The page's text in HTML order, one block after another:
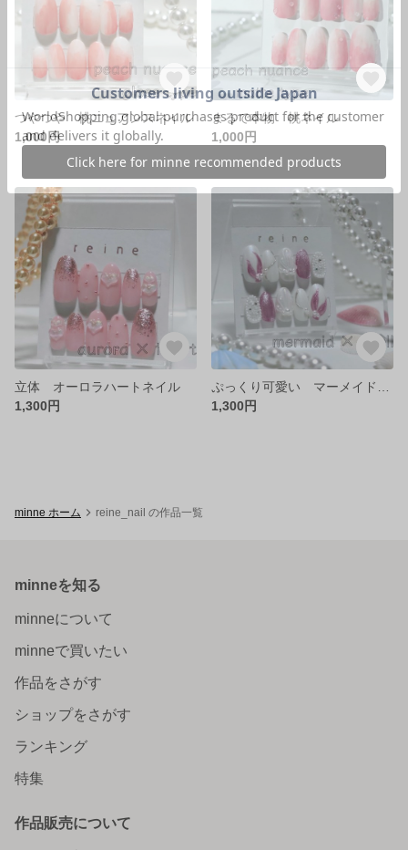
つやつや 桃ニュアンスネイル
1,000円
まるで本物 桃ネイル
1,000円
立体 オーロラハートネイル
1,300円
1,300円
minne ホーム reine_nail の作品一覧
minneを知る
minneについて
minneで買いたい
作品をさがす
ショップをさがす
ランキング
特集
作品販売について